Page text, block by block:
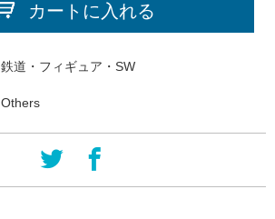
カートに入れる
鉄道・フィギュア・SW
Others